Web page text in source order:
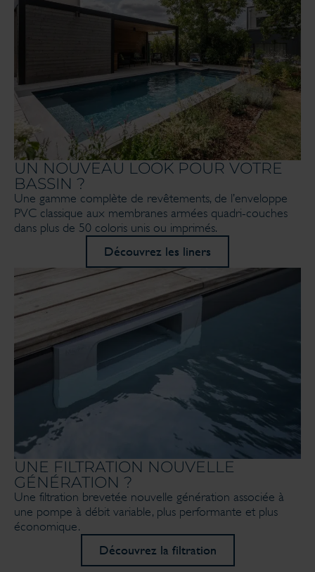
UN NOUVEAU LOOK POUR VOTRE
BASSIN ?
Une gamme complète de revêtements, de l’enveloppe
PVC classique aux membranes armées quadri-couches
dans plus de 50 coloris unis ou imprimés.
Découvrez les liners
UNE FILTRATION NOUVELLE
GÉNÉRATION ?
Une filtration brevetée nouvelle génération associée à
une pompe à débit variable, plus performante et plus
économique.
Découvrez la filtration